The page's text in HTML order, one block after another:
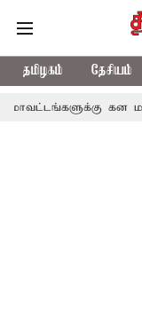
தமிழகம் தேசியம்
கன மழை